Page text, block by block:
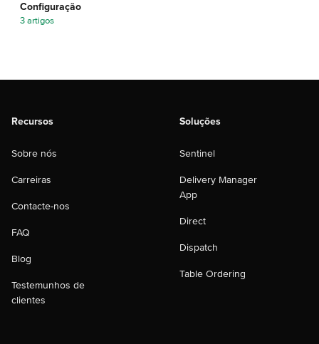
Configuração
3 artigos
Recursos
Sobre nós
Carreiras
Contacte-nos
FAQ
Blog
Testemunhos de
clientes
Soluções
Sentinel
Delivery Manager
App
Direct
Dispatch
Table Ordering